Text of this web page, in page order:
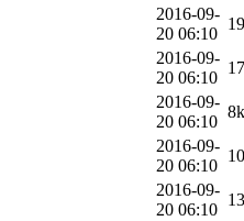
2016-09-
20 06:10
2016-09-
20 06:10
2016-09-
20 06:10
8k
2016-09-
20 06:10
2016-09-
20 06:10